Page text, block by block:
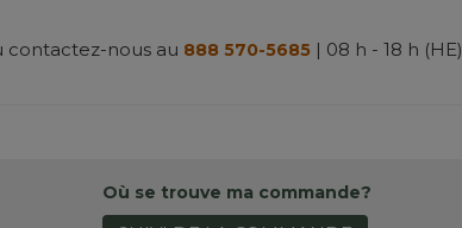
nous au 888 570-5685 | 08 h - 18 h (HE)
Où se trouve ma commande?